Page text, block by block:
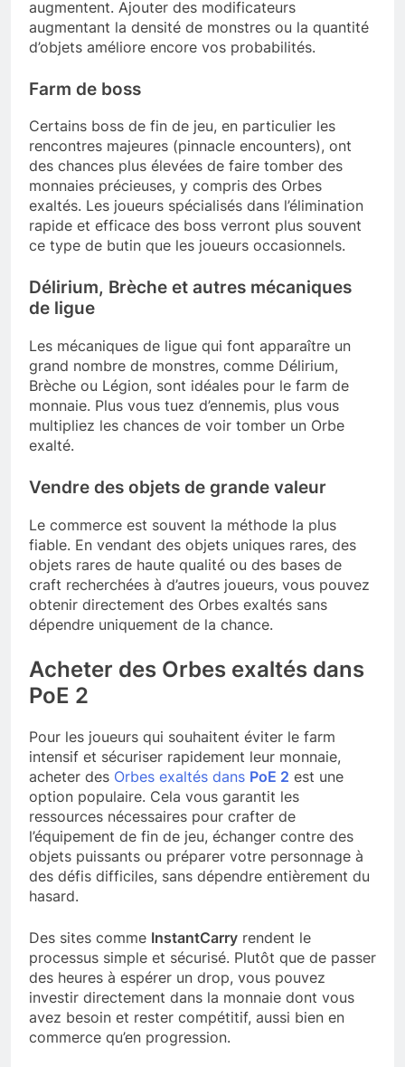
augmentent. Ajouter des modificateurs
augmentant la densité de monstres ou la quantité
d’objets améliore encore vos probabilités.
Farm de boss
Certains boss de fin de jeu, en particulier les
rencontres majeures (pinnacle encounters), ont
des chances plus élevées de faire tomber des
monnaies précieuses, y compris des Orbes
exaltés. Les joueurs spécialisés dans l’élimination
rapide et efficace des boss verront plus souvent
ce type de butin que les joueurs occasionnels.
Délirium, Brèche et autres mécaniques
de ligue
Les mécaniques de ligue qui font apparaître un
grand nombre de monstres, comme Délirium,
Brèche ou Légion, sont idéales pour le farm de
monnaie. Plus vous tuez d’ennemis, plus vous
multipliez les chances de voir tomber un Orbe
exalté.
Vendre des objets de grande valeur
Le commerce est souvent la méthode la plus
fiable. En vendant des objets uniques rares, des
objets rares de haute qualité ou des bases de
craft recherchées à d’autres joueurs, vous pouvez
obtenir directement des Orbes exaltés sans
dépendre uniquement de la chance.
Acheter des Orbes exaltés dans
PoE 2
Pour les joueurs qui souhaitent éviter le farm
intensif et sécuriser rapidement leur monnaie,
acheter des Orbes exaltés dans PoE 2 est une
option populaire. Cela vous garantit les
ressources nécessaires pour crafter de
l’équipement de fin de jeu, échanger contre des
objets puissants ou préparer votre personnage à
des défis difficiles, sans dépendre entièrement du
hasard.
Des sites comme InstantCarry rendent le
processus simple et sécurisé. Plutôt que de passer
des heures à espérer un drop, vous pouvez
investir directement dans la monnaie dont vous
avez besoin et rester compétitif, aussi bien en
commerce qu’en progression.